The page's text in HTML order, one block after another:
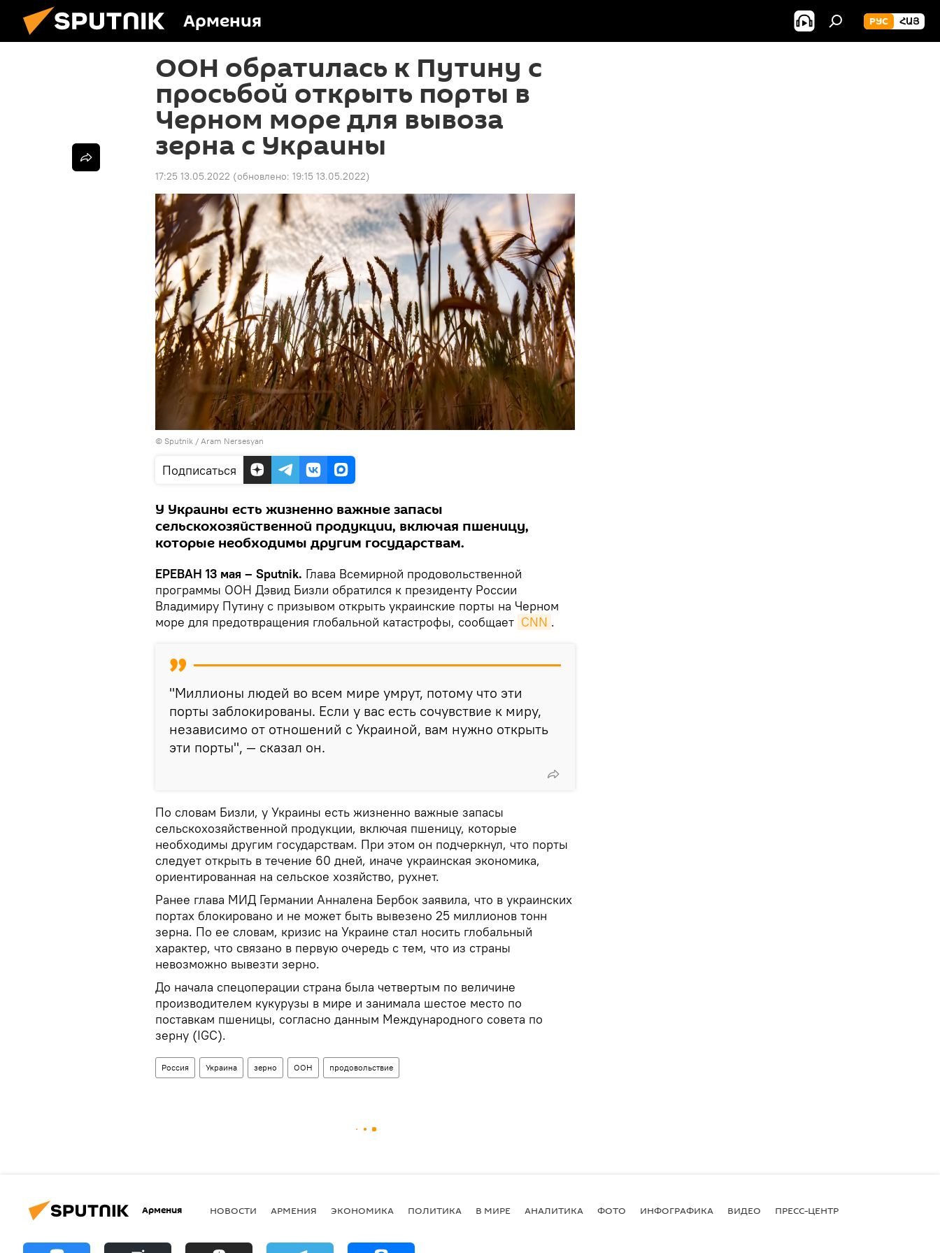
Армения РУС ՀԱՅ
ООН обратилась к Путину с
просьбой открыть порты в
Черном море для вывоза
зерна с Украины
17:25 13.05.2022 (обновлено: 19:15 13.05.2022)
© Sputnik / Aram Nersesyan
Подписаться
У Украины есть жизненно важные запасы
сельскохозяйственной продукции, включая пшеницу,
которые необходимы другим государствам.
ЕРЕВАН 13 мая – Sputnik. Глава Всемирной продовольственной
программы ООН Дэвид Бизли обратился к президенту России
Владимиру Путину с призывом открыть украинские порты на Черном
море для предотвращения глобальной катастрофы, сообщает CNN .
"Миллионы людей во всем мире умрут, потому что эти
порты заблокированы. Если у вас есть сочувствие к миру,
независимо от отношений с Украиной, вам нужно открыть
эти порты", — сказал он.
По словам Бизли, у Украины есть жизненно важные запасы
сельскохозяйственной продукции, включая пшеницу, которые
необходимы другим государствам. При этом он подчеркнул, что порты
следует открыть в течение 60 дней, иначе украинская экономика,
ориентированная на сельское хозяйство, рухнет.
Ранее глава МИД Германии Анналена Бербок заявила, что в украинских
портах блокировано и не может быть вывезено 25 миллионов тонн
зерна. По ее словам, кризис на Украине стал носить глобальный
характер, что связано в первую очередь с тем, что из страны
невозможно вывезти зерно.
До начала спецоперации страна была четвертым по величине
производителем кукурузы в мире и занимала шестое место по
поставкам пшеницы, согласно данным Международного совета по
зерну (IGC).
Россия Украина зерно ООН продовольствие
Армения НОВОСТИ АРМЕНИЯ ЭКОНОМИКА ПОЛИТИКА В МИРЕ АНАЛИТИКА ФОТО ИНФОГРАФИКА ВИДЕО ПРЕСС-ЦЕНТР